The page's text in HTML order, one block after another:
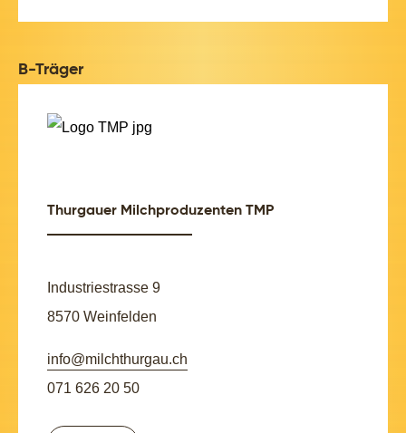
B-Träger
Thurgauer Milchproduzenten TMP
Industriestrasse 9
8570 Weinfelden
info@milchthurgau.ch
071 626 20 50